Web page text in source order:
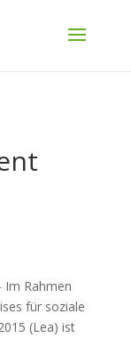
Im Rahmen
für soziale
(Lea) ist